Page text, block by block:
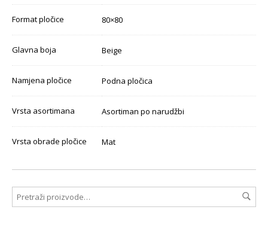
Format pločice 80×80
Glavna boja Beige
Namjena pločice Podna pločica
Vrsta asortimana Asortiman po narudžbi
Vrsta obrade pločice Mat